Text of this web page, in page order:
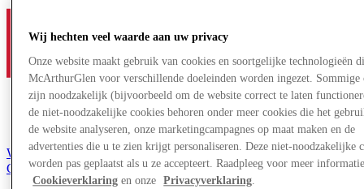
Word lid van de Club
Gered,
nl
Wij hechten veel waarde aan uw privacy
Onze website maakt gebruik van cookies en soortgelijke technologieën
McArthurGlen voor verschillende doeleinden worden ingezet. Sommige
zijn noodzakelijk (bijvoorbeeld om de website correct te laten
de niet-noodzakelijke cookies behoren onder meer cookies die het
de website analyseren, onze marketingcampagnes op maat maken en de
advertenties die u te zien krijgt personaliseren. Deze niet-noodzakelijke
worden pas geplaatst als u ze accepteert. Raadpleeg voor meer
Cookieverklaring en onze Privacyverklaring.